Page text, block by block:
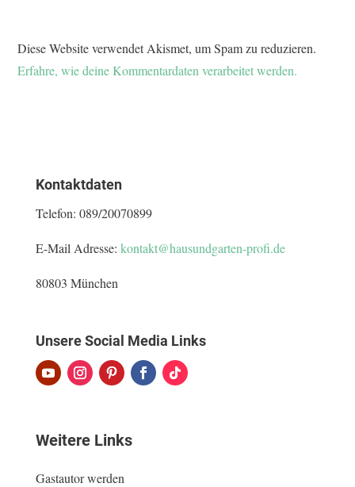
Diese Website verwendet Akismet, um Spam zu reduzieren.
Erfahre, wie deine Kommentardaten verarbeitet werden.
Kontaktdaten
Telefon: 089/20070899
E-Mail Adresse: kontakt@hausundgarten-profi.de
80803 München
Unsere Social Media Links
Weitere Links
Gastautor werden